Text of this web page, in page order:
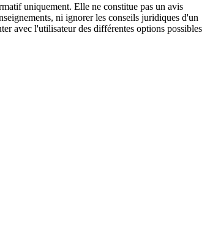
uniquement. Elle ne constitue pas un avis
ni ignorer les conseils juridiques d'un
avec l'utilisateur des différentes options possibles